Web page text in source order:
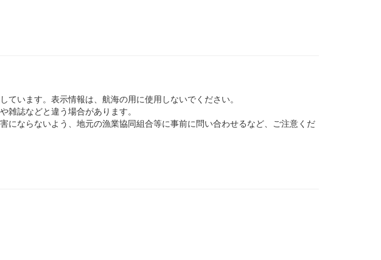
ます。表示情報は、航海の用に使用しないでください。
誌などと違う場合があります。
ならないよう、地元の漁業協同組合等に事前に問い合わせるなど、ご注意くだ